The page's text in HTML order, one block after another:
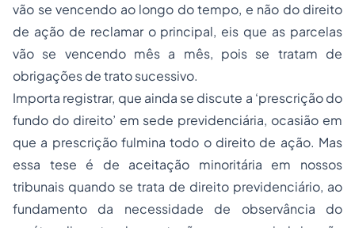
vão se vencendo ao longo do tempo, e não do direito
de ação de reclamar o principal, eis que as parcelas
vão se vencendo mês a mês, pois se tratam de
obrigações de trato sucessivo.
Importa registrar, que ainda se discute a ‘prescrição do
fundo do direito’ em sede previdenciária, ocasião em
que a prescrição fulmina todo o direito de ação. Mas
essa tese é de aceitação minoritária em nossos
tribunais quando se trata de direito previdenciário, ao
fundamento da necessidade de observância do